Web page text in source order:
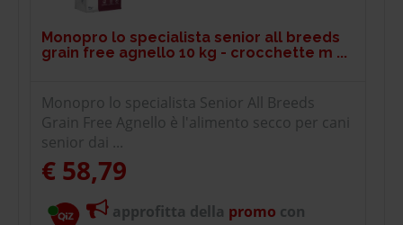
Monopro lo specialista senior all breeds
grain free agnello 10 kg - crocchette m ...
Monopro lo specialista Senior All Breeds
Grain Free Agnello è l'alimento secco per cani
senior dai ...
€ 58,79
approfitta della promo con